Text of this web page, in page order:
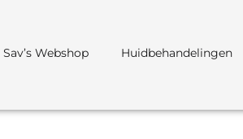
Sav’s Webshop Huidbehandelingen